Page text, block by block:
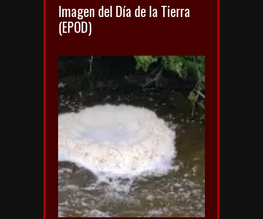
Imagen del Día de la Tierra
(EPOD)